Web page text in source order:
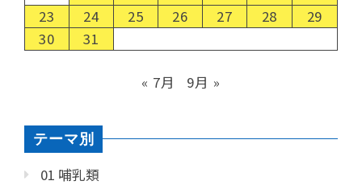
23
24 25 26 27 28
29
30
31
« 7月 9月 »
テーマ別
01 哺乳類